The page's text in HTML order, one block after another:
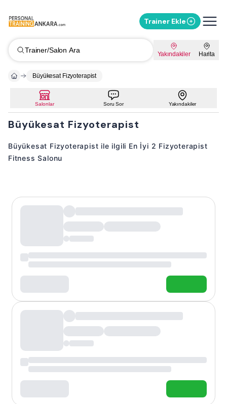
Trainer Ekle
Trainer/Salon Ara Yakındakiler Harita
Büyükesat Fizyoterapist
Salonlar Soru Sor Yakındakiler
Büyükesat Fizyoterapist
Büyükesat Fizyoterapist ile ilgili En İyi 2 Fizyoterapist
Fitness Salonu